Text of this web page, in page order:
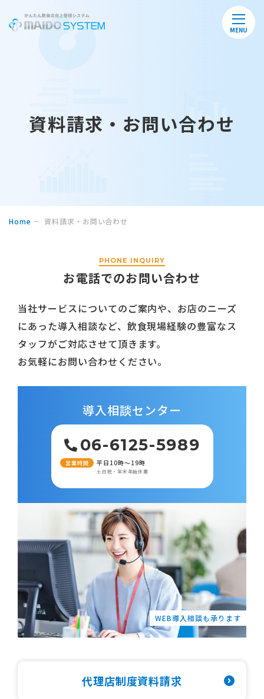
MENU
資料請求・お問い合わせ
Home 資料請求・お問い合わせ
PHONE INQUIRY
お電話でのお問い合わせ
当社サービスについてのご案内や、お店のニーズ
にあった導入相談など、飲食現場経験の豊富なス
タッフがご対応させて頂きます。
お気軽にお問い合わせください。
導入相談センター
06-6125-5989
営業時間 平日10時～19時
土日祝・年末年始休業
WEB導入相談も承ります
代理店制度資料請求